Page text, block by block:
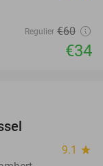
Regulier €60
€34
9.1 star